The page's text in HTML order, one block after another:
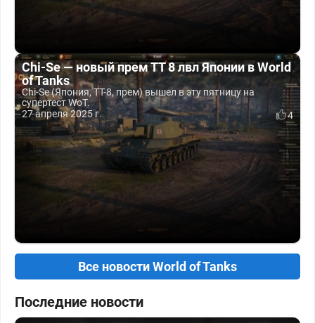
Chi-Se — новый прем ТТ 8 лвл Японии в World
of Tanks
Chi-Se (Япония, ТТ-8, прем) вышел в эту пятницу на
супертест WoT.
27 апреля 2025 г.
4
Все новости World of Tanks
Последние новости